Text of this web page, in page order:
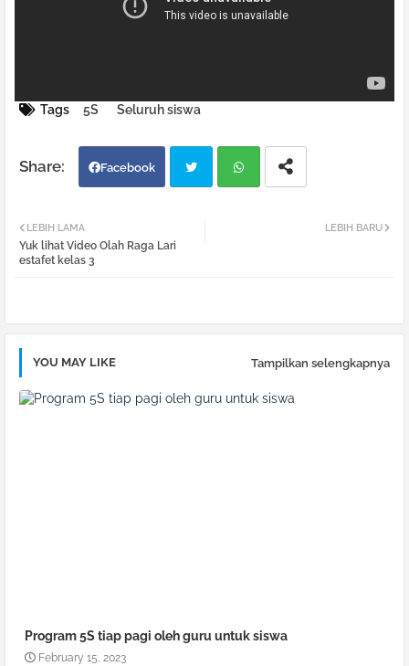
Tags 5S Seluruh siswa
Facebook
LEBIH BARU
LEBIH LAMA
Yuk lihat Video Olah Raga Lari
estafet kelas 3
YOU MAY LIKE Tampilkan selengkapnya
Program 5S tiap pagi oleh guru untuk siswa
February 15, 2023